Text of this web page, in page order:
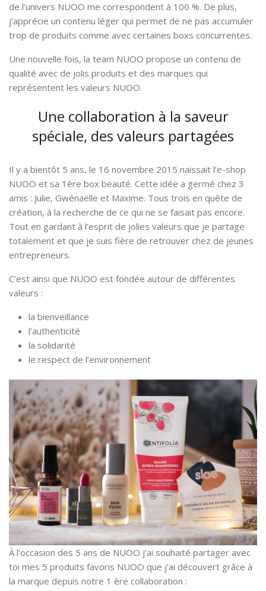
de l’univers NUOO me correspondent à 100 %. De plus,
j’apprécie un contenu léger qui permet de ne pas accumuler
trop de produits comme avec certaines boxs concurrentes.
Une nouvelle fois, la team NUOO propose un contenu de
qualité avec de jolis produits et des marques qui
représentent les valeurs NUOO.
Une collaboration à la saveur
spéciale, des valeurs partagées
Il y a bientôt 5 ans, le 16 novembre 2015 naissait l’e-shop
NUOO et sa 1ère box beauté. Cette idée a germé chez 3
amis : Julie, Gwénaëlle et Maxime. Tous trois en quête de
création, à la recherche de ce qui ne se faisait pas encore.
Tout en gardant à l’esprit de jolies valeurs que je partage
totalement et que je suis fière de retrouver chez de jeunes
entrepreneurs.
C’est ainsi que NUOO est fondée autour de différentes
valeurs :
la bienveillance
l’authenticité
la solidarité
le respect de l’environnement
À l’occasion des 5 ans de NUOO j’ai souhaité partager avec
toi mes 5 produits favoris NUOO que j’ai découvert grâce à
la marque depuis notre 1 ère collaboration :